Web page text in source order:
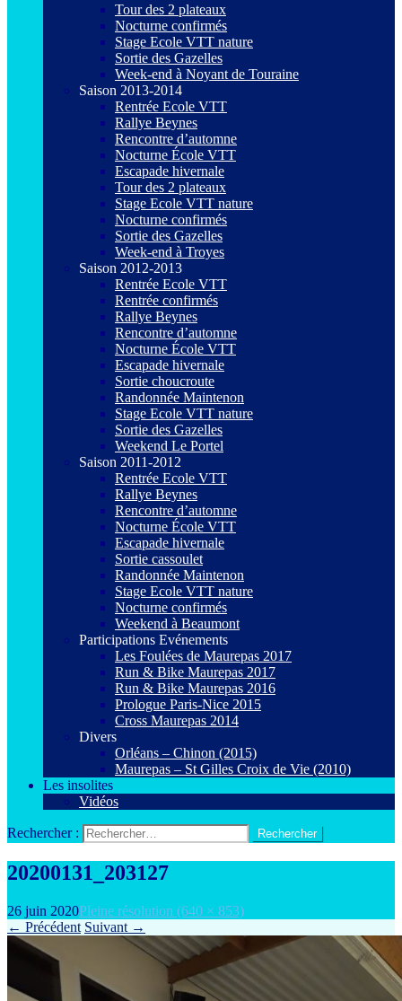
Tour des 2 plateaux
Nocturne confirmés
Stage Ecole VTT nature
Sortie des Gazelles
Week-end à Noyant de Touraine
Saison 2013-2014
Rentrée Ecole VTT
Rallye Beynes
Rencontre d’automne
Nocturne École VTT
Escapade hivernale
Tour des 2 plateaux
Stage Ecole VTT nature
Nocturne confirmés
Sortie des Gazelles
Week-end à Troyes
Saison 2012-2013
Rentrée Ecole VTT
Rentrée confirmés
Rallye Beynes
Rencontre d’automne
Nocturne École VTT
Escapade hivernale
Sortie choucroute
Randonnée Maintenon
Stage Ecole VTT nature
Sortie des Gazelles
Weekend Le Portel
Saison 2011-2012
Rentrée Ecole VTT
Rallye Beynes
Rencontre d’automne
Nocturne École VTT
Escapade hivernale
Sortie cassoulet
Randonnée Maintenon
Stage Ecole VTT nature
Nocturne confirmés
Weekend à Beaumont
Participations Evénements
Les Foulées de Maurepas 2017
Run & Bike Maurepas 2017
Run & Bike Maurepas 2016
Prologue Paris-Nice 2015
Cross Maurepas 2014
Divers
Orléans – Chinon (2015)
Maurepas – St Gilles Croix de Vie (2010)
Les insolites
Vidéos
Rechercher :
20200131_203127
26 juin 2020Pleine résolution (640 × 853)
← Précédent Suivant →